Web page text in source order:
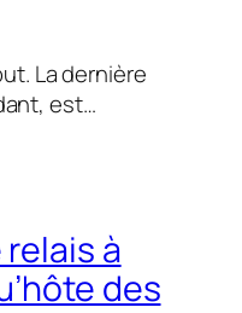
La dernière
est…
à
des